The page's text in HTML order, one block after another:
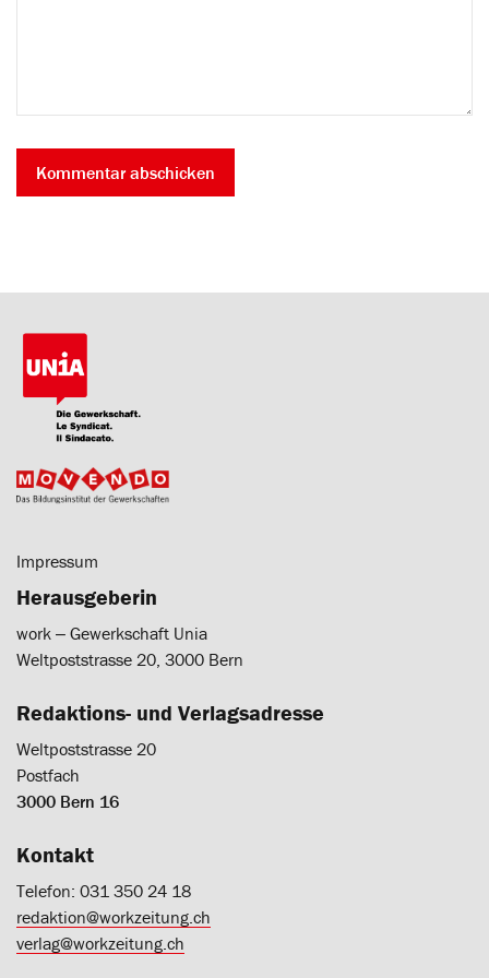
Impressum
Herausgeberin
work ‒ Gewerkschaft Unia
Weltpoststrasse 20, 3000 Bern
Redaktions- und Verlagsadresse
Weltpoststrasse 20
Postfach
3000 Bern 16
Kontakt
Telefon: 031 350 24 18
redaktion@workzeitung.ch
verlag@workzeitung.ch